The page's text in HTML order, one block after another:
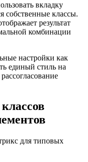
вкладку
собственные классы.
результат
комбинации
настройки как
единый стиль на